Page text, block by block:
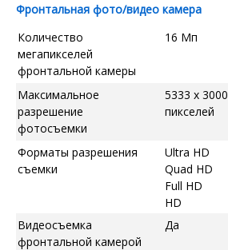
Фронтальная фото/видео камера
Количество
мегапикселей
фронтальной камеры
16 Мп
Максимальное
разрешение
фотосъемки
5333 x 3000
пикселей
Форматы разрешения
съемки
Ultra HD
Quad HD
Full HD
HD
Видеосъемка
фронтальной камерой
Да